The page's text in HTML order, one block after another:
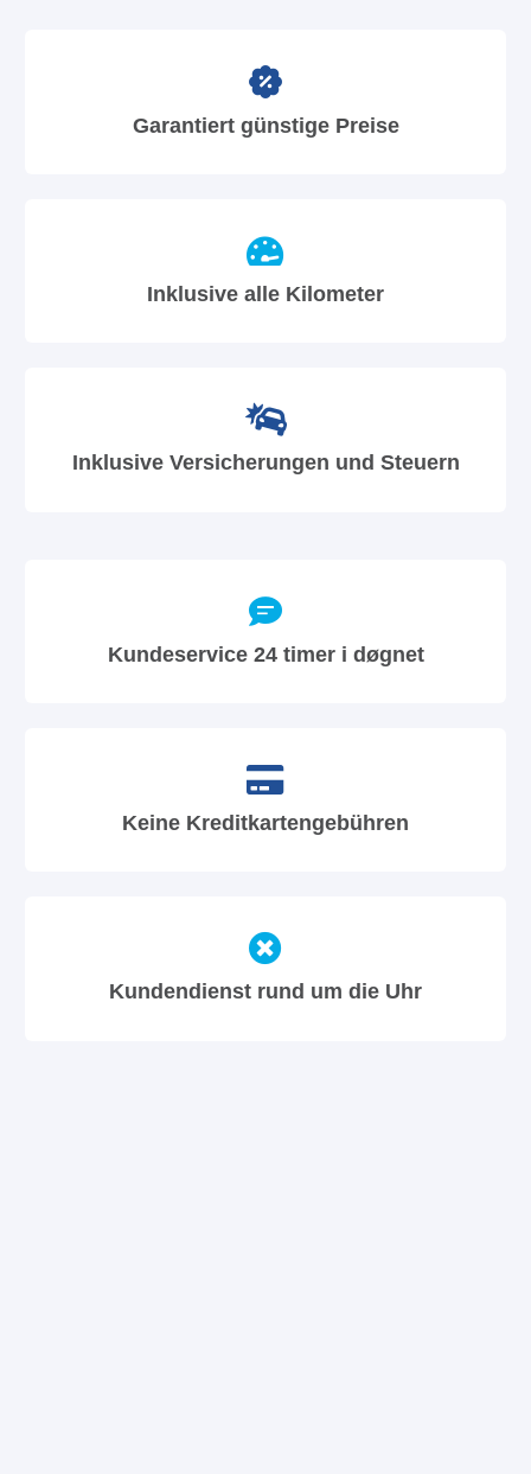
Garantiert günstige Preise
Inklusive alle Kilometer
Inklusive Versicherungen und Steuern
Kundeservice 24 timer i døgnet
Keine Kreditkartengebühren
Kundendienst rund um die Uhr